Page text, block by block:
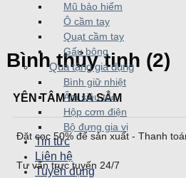
Mũ bảo hiểm
Ô cầm tay
Quạt cầm tay
Gấu bông
Quà tặng gia dụng
Bình giữ nhiệt
Ấm siêu tốc
Hộp cơm điện
Bộ đựng gia vị
Tin tức
Liên hệ
Tuyển dụng
Bình thủy tinh (2)
YÊN TÂM MUA SẮM
Đặt cọc 50% để sản xuất - Thanh
Tư vấn trực tuyến 24/7